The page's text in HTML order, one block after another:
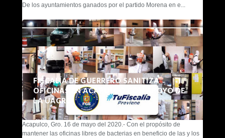
De los ayuntamientos ganados por el partido Morena en e...
FISCALÍA DE GUERRERO SANITIZA
OFICINAS EN ACAPULCO CON APOYO DE
LA UAGRO
Acapulco, Gro. 16 de mayo del 2020.- Con el propósito de
mantener las oficinas libres de bacterias en beneficio de las y los